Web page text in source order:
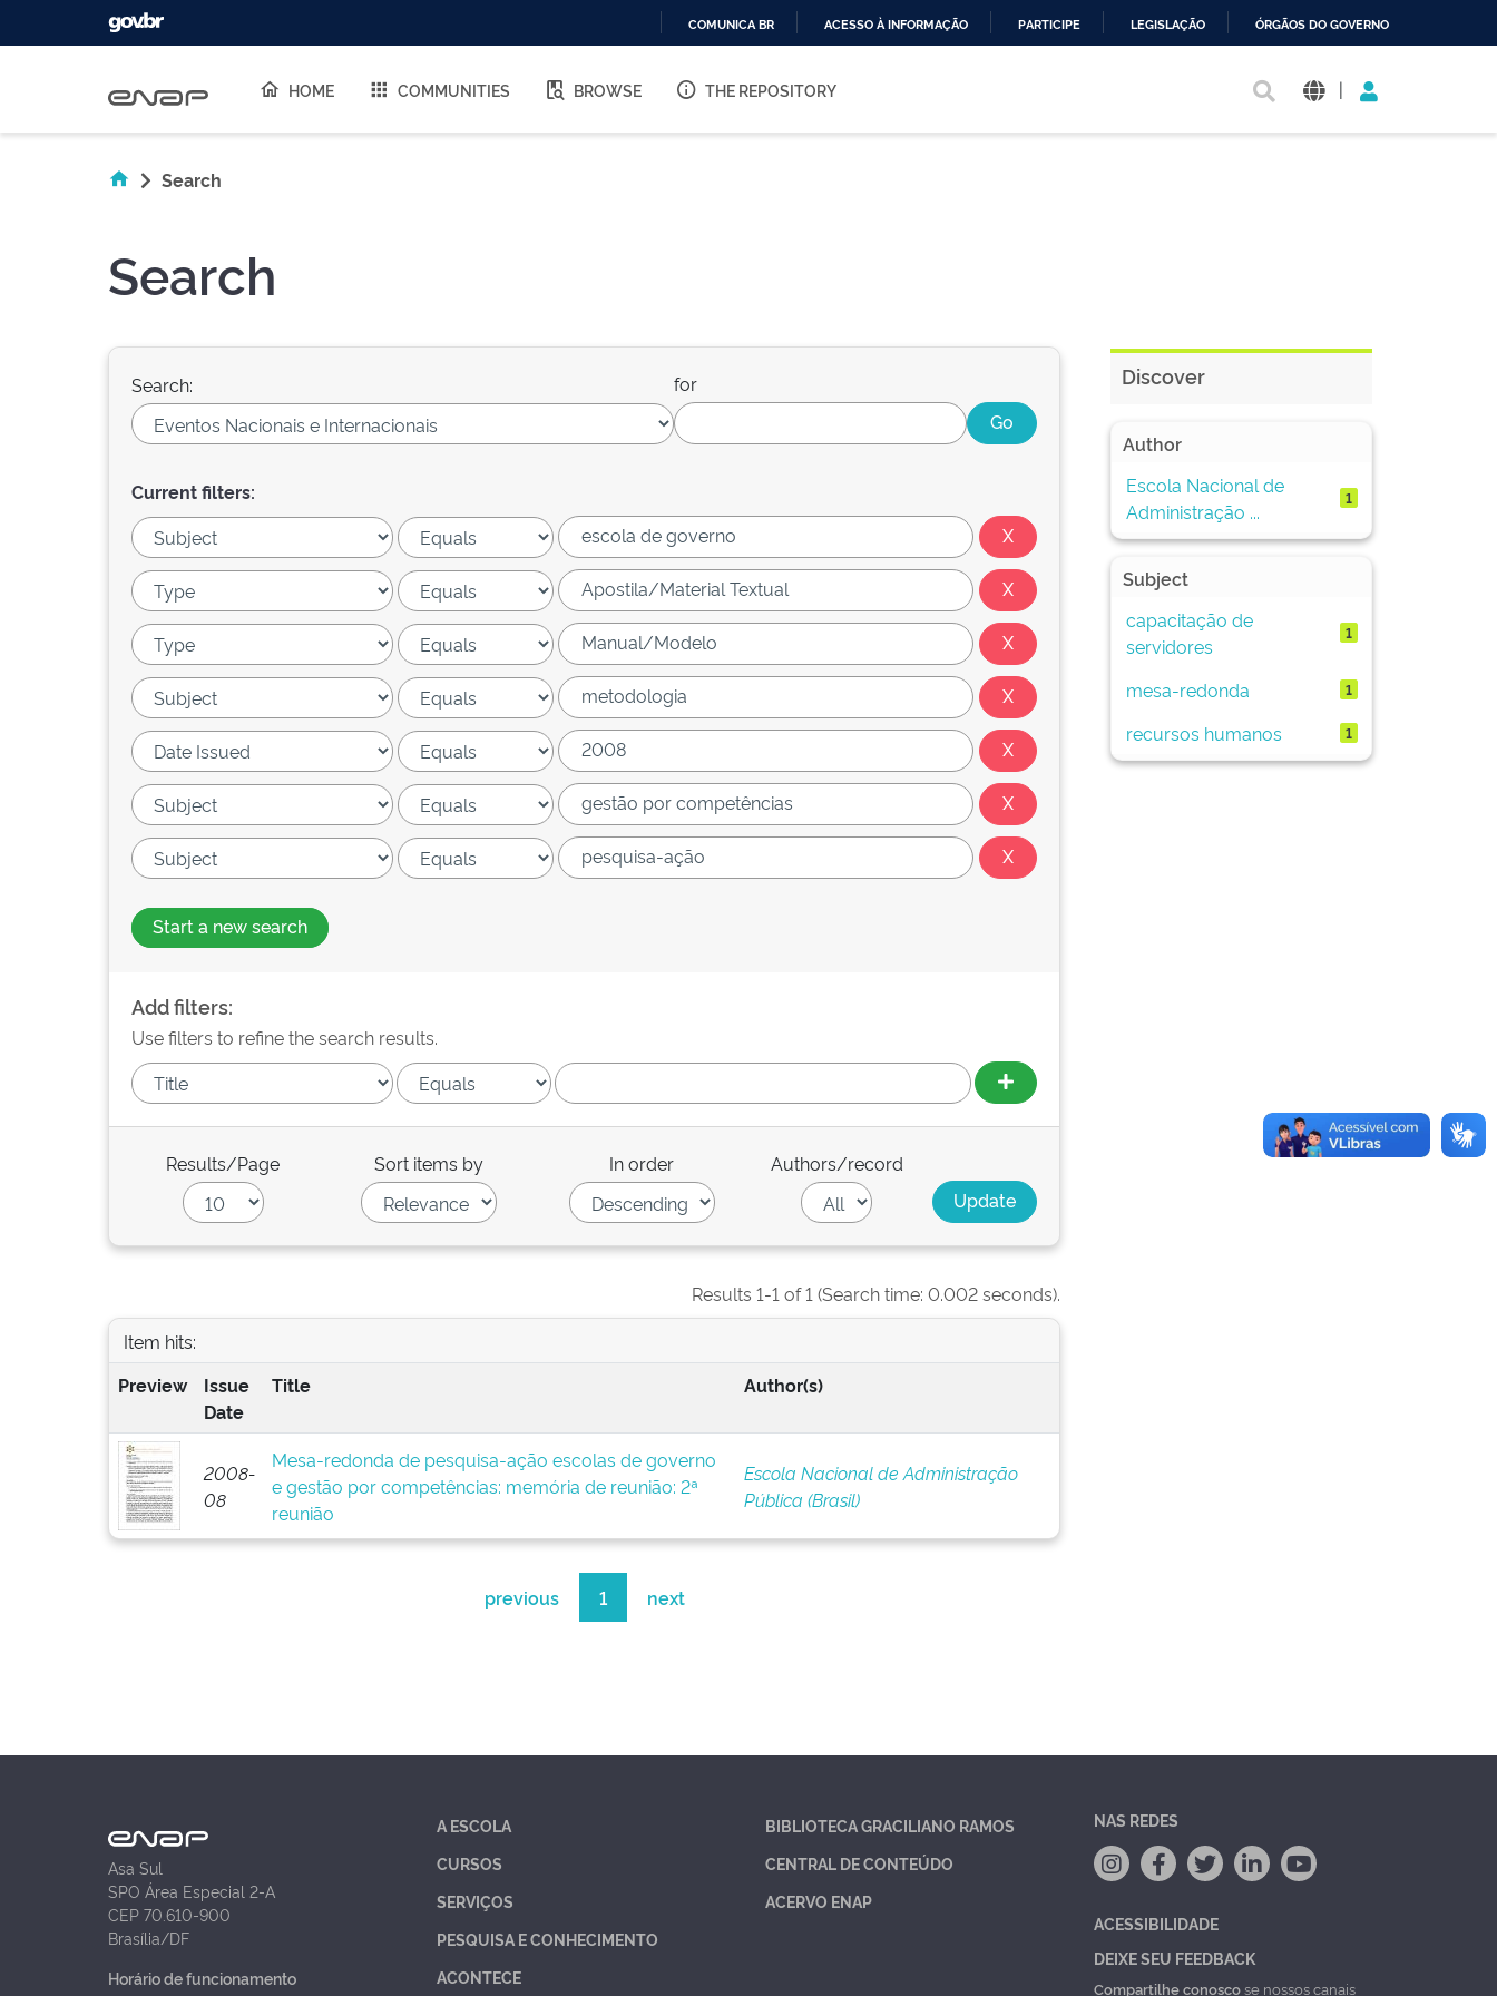
O
COMUNICA BR ACESSO À INFORMAÇÃO PARTICIPE LEGISLAÇÃO ÓRGÃOS DO GOVERNO
HOME COMMUNITIES BROWSE THE REPOSITORY |
Search
Search
Search: for
Current filters:
Start a new search
Add filters:
Use filters to refine the search results.
Results/Page Sort items by In order Authors/record
Results 1-1 of 1 (Search time: 0.002 seconds).
Item hits:
Preview
Issue
Date
Title Author(s)
2008-
08
Mesa-redonda de pesquisa-ação escolas de governo
e gestão por competências: memória de reunião: 2ª
reunião
Escola Nacional de Administração
Pública (Brasil)
previous 1 next
Discover
Author
Escola Nacional de
Administração ...
1
Subject
capacitação de
servidores
1
mesa-redonda 1
recursos humanos 1
Asa Sul
SPO Área Especial 2-A
CEP 70.610-900
Brasília/DF
Horário de funcionamento
A ESCOLA
CURSOS
SERVIÇOS
PESQUISA E CONHECIMENTO
ACONTECE
BIBLIOTECA GRACILIANO RAMOS
CENTRAL DE CONTEÚDO
ACERVO ENAP
NAS REDES
ACESSIBILIDADE
DEIXE SEU FEEDBACK
Compartilhe conoscose nossos canais